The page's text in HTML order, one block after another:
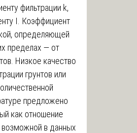
фильтрации k,
I. Коэффициент
определяющей
пределах — от
Низкое качество
грунтов или
предложено
как отношение
в данных